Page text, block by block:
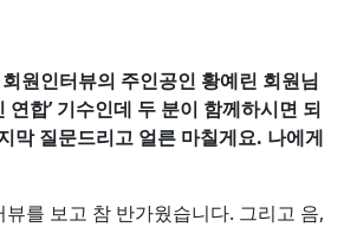
원인터뷰의 주인공인 황예린 회원님
연합’ 기수인데 두 분이 함께하시면 되
막 질문드리고 얼른 마칠게요. 나에게
를 보고 참 반가웠습니다. 그리고 음,